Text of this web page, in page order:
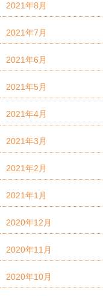
2021年8月
2021年7月
2021年6月
2021年5月
2021年4月
2021年3月
2021年2月
2021年1月
2020年12月
2020年11月
2020年10月